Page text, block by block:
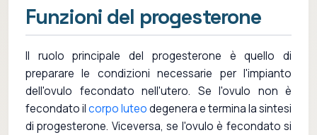
Funzioni del progesterone
Il ruolo principale del progesterone è quello di
preparare le condizioni necessarie per l'impianto
dell'ovulo fecondato nell'utero. Se l'ovulo non è
fecondato ilcorpo luteodegenera e termina la sintesi
di progesterone. Viceversa, se l'ovulo è fecondato si